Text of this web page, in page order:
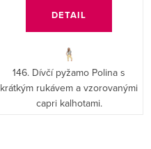
DETAIL
146. Dívčí pyžamo Polina s
krátkým rukávem a vzorovanými
capri kalhotami.